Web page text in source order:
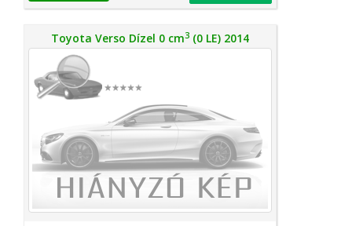
Toyota Verso Dízel 0 cm3 (0 LE) 2014